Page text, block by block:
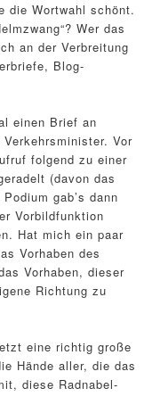
die Wortwahl schönt.
Wer das
an der Verbreitung
Blog-
einen Brief an
Vor
folgend zu einer
(davon das
gab’s dann
Vorbildfunktion
Hat mich ein paar
Vorhaben des
Vorhaben, dieser
Richtung zu
eine richtig große
Hände aller, die das
diese Radnabel-